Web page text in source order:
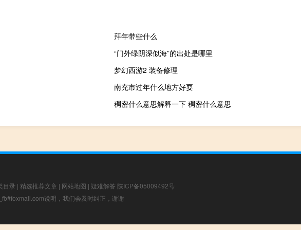
拜年带些什么
“门外绿阴深似海”的出处是哪里
梦幻西游2 装备修理
南充市过年什么地方好耍
稠密什么意思解释一下 稠密什么意思
目录 | 精选推荐文章 | 网站地图 | 疑难解答 陕ICP备05009492号
说明，我们会及时纠正，谢谢